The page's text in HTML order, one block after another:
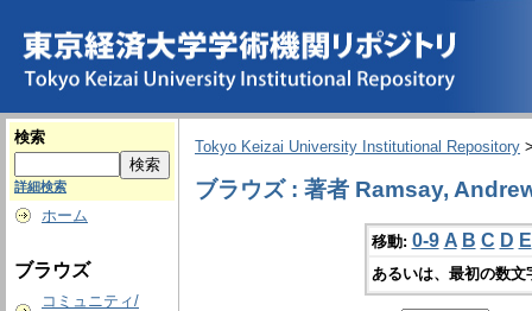
検索
詳細検索
ホーム
ブラウズ
コミュニティ/
Tokyo Keizai University Institutional Repository
ブラウズ : 著者 Ramsay,
移動: 0-9 A B C D E
あるいは、最初の数